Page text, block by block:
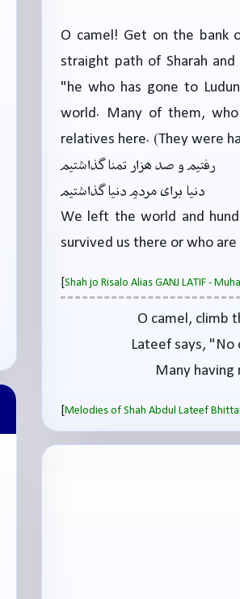
O camel! Get on the bank
straight path of Sharah
"he who has gone to
world. Many of them,
relatives here. (They were
رفتیم و صد ہزار تمنا گذاشتیم
دنیا برای مردمِ دنیا گذاشتیم
We left the world and
survived us there or who
[Shah jo Risalo Alias GANJ LATIF -
O camel, climb
Lateef says, "No
Many
[Melodies of Shah Abdul Lateef